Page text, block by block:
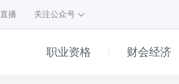
直播 关注公众号
职业资格 财会经济